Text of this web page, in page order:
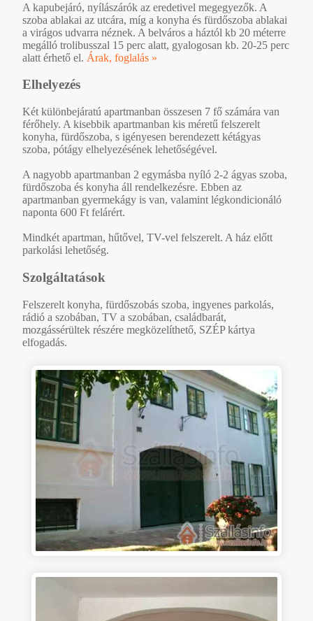
A kapubejáró, nyílászárók az eredetivel megegyezők. A
szoba ablakai az utcára, míg a konyha és fürdőszoba ablakai
a virágos udvarra néznek. A belváros a háztól kb 20 méterre
megálló trolibusszal 15 perc alatt, gyalogosan kb. 20-25 perc
alatt érhető el. Árak, foglalás »
Elhelyezés
Két különbejáratú apartmanban összesen 7 fő számára van
férőhely. A kisebbik apartmanban kis méretű felszerelt
konyha, fürdőszoba, s igényesen berendezett kétágyas
szoba, pótágy elhelyezésének lehetőségével.
A nagyobb apartmanban 2 egymásba nyíló 2-2 ágyas szoba,
fürdőszoba és konyha áll rendelkezésre. Ebben az
apartmanban gyermekágy is van, valamint légkondicionáló
naponta 600 Ft felárért.
Mindkét apartman, hűtővel, TV-vel felszerelt. A ház előtt
parkolási lehetőség.
Szolgáltatások
Felszerelt konyha, fürdőszobás szoba, ingyenes parkolás,
rádió a szobában, TV a szobában, családbarát,
mozgássérültek részére megközelíthető, SZÉP kártya
elfogadás.